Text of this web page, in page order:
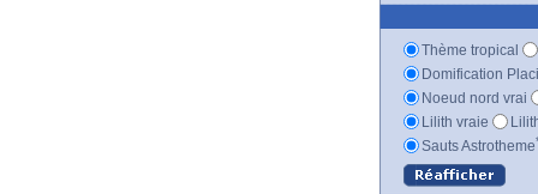
Thème tropical
Domification
Noeud nord vrai
Lilith vraie
Sauts Astrotheme